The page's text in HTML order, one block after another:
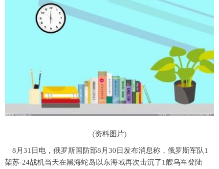
(资料图片)
8月31日电，俄罗斯国防部8月30日发布消息称，俄罗斯军队1
架苏-24战机当天在黑海蛇岛以东海域再次击沉了1艘乌军登陆